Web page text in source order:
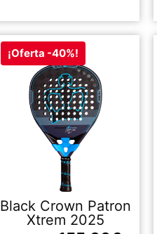
¡Oferta -40%!
Black Crown Patron
Xtrem 2025